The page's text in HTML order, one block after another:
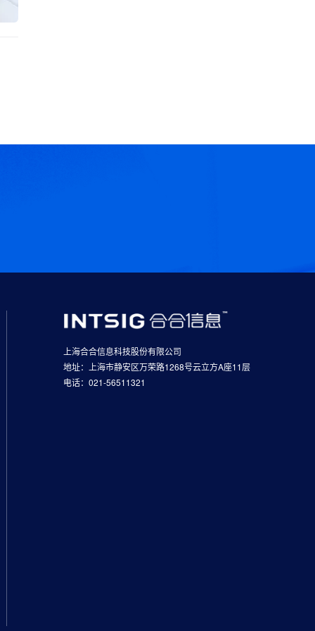
上海合合信息科技股份有限公司
地址：上海市静安区万荣路1268号云立方A座11层
电话：021-56511321